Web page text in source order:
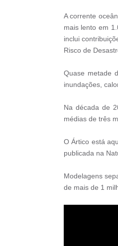
A corrente
mais lento em
inclui
Risco de
Quase metade
inundações,
Na década de
médias de três
O Ártico está
publicada na
Modelagens
de mais de 1